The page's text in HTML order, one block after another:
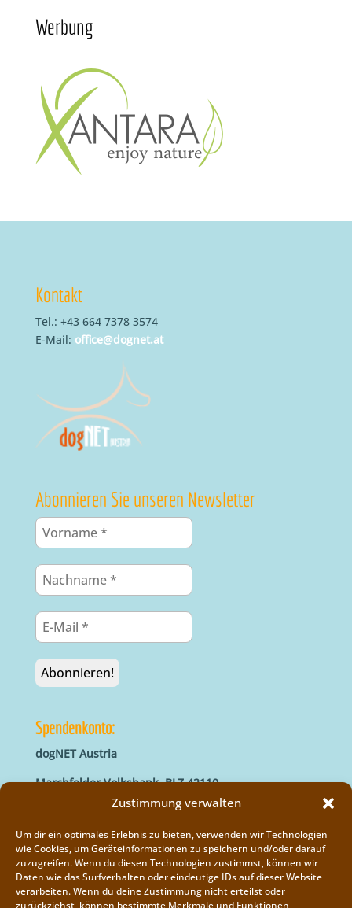
Zustimmung verwalten
Um dir ein optimales Erlebnis zu bieten, verwenden wir Technologien
wie Cookies, um Geräteinformationen zu speichern und/oder darauf
zuzugreifen. Wenn du diesen Technologien zustimmst, können wir
Daten wie das Surfverhalten oder eindeutige IDs auf dieser Website
verarbeiten. Wenn du deine Zustimmung nicht erteilst oder
zurückziehst, können bestimmte Merkmale und Funktionen
Werbung
Kontakt
Tel.: +43 664 7378 3574
E-Mail: office@dognet.at
Abonnieren Sie unseren Newsletter
Spendenkonto:
dogNET Austria
Marchfelder Volksbank, BLZ 42110
IBAN: AT66 4211 0421 5000 0000